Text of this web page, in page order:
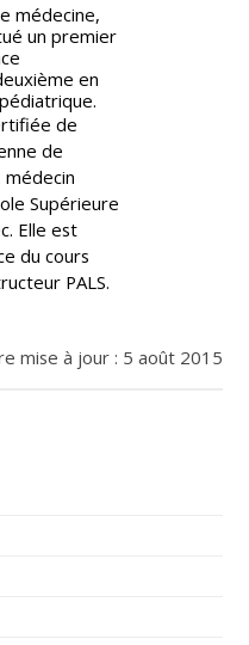
médecine,
un premier
en
de
de
Supérieure
Elle est
du cours
PALS.
mise à jour : 5 août 2015